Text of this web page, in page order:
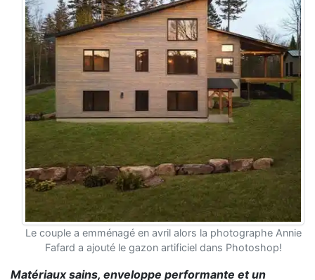
Le couple a emménagé en avril alors la photographe Annie
Fafard a ajouté le gazon artificiel dans Photoshop!
Matériaux sains, enveloppe performante et un